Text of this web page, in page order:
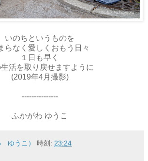
いのちというものを
らなく愛しくおもう日々
１日も早く
活を取り戻せますように
(2019年4月撮影)
---------------
ふかがわ ゆうこ
ゆうこ） 時刻: 23:24